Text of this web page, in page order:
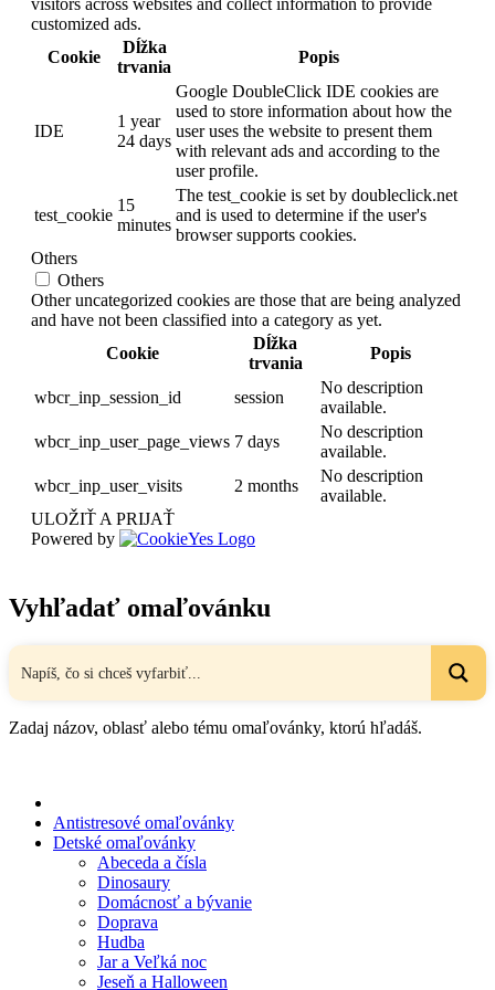
visitors across websites and collect information to provide
customized ads.
Cookie
Dĺžka
trvania
Popis
IDE
1 year
24 days
Google DoubleClick IDE cookies are
used to store information about how the
user uses the website to present them
with relevant ads and according to the
user profile.
test_cookie
15
minutes
The test_cookie is set by doubleclick.net
and is used to determine if the user's
browser supports cookies.
Others
Others
Other uncategorized cookies are those that are being analyzed
and have not been classified into a category as yet.
Cookie
Dĺžka
trvania
Popis
wbcr_inp_session_id session
No description
available.
wbcr_inp_user_page_views 7 days
No description
available.
wbcr_inp_user_visits
2 months
No description
available.
ULOŽIŤ A PRIJAŤ
Powered by
Vyhľadať omaľovánku
Zadaj názov, oblasť alebo tému omaľovánky, ktorú hľadáš.
Antistresové omaľovánky
Detské omaľovánky
Abeceda a čísla
Dinosaury
Domácnosť a bývanie
Doprava
Hudba
Jar a Veľká noc
Jeseň a Halloween